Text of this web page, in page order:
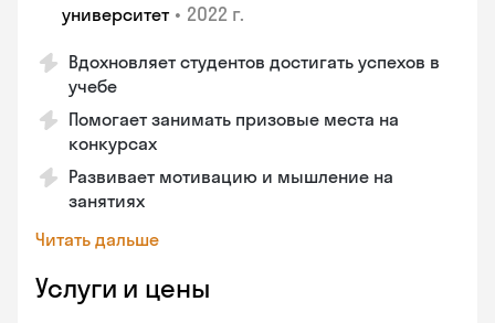
университет • 2022 г.
Вдохновляет студентов достигать успехов в
учебе
Помогает занимать призовые места на
конкурсах
Развивает мотивацию и мышление на
занятиях
Читать дальше
Услуги и цены